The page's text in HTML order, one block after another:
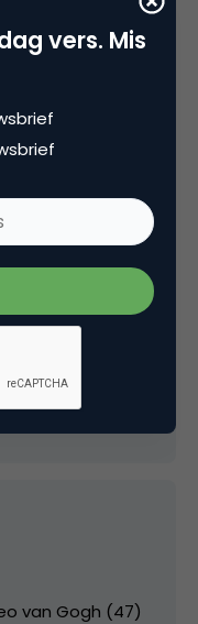
ook
sprakeloos
Of internet
is
mijn
voor
en wat mij
kijken
van Gogh (47)
vers. Mis